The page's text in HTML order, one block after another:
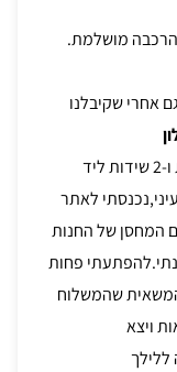
מושלמת.
אחרי שקיבלנו
"חיפשתי באינטרנט שידת 5 מגירות ו-2 שידות ליד
לאתר
המחסן של החנות
פחות
המשאית שהמשלוח
ויצא
ללילך